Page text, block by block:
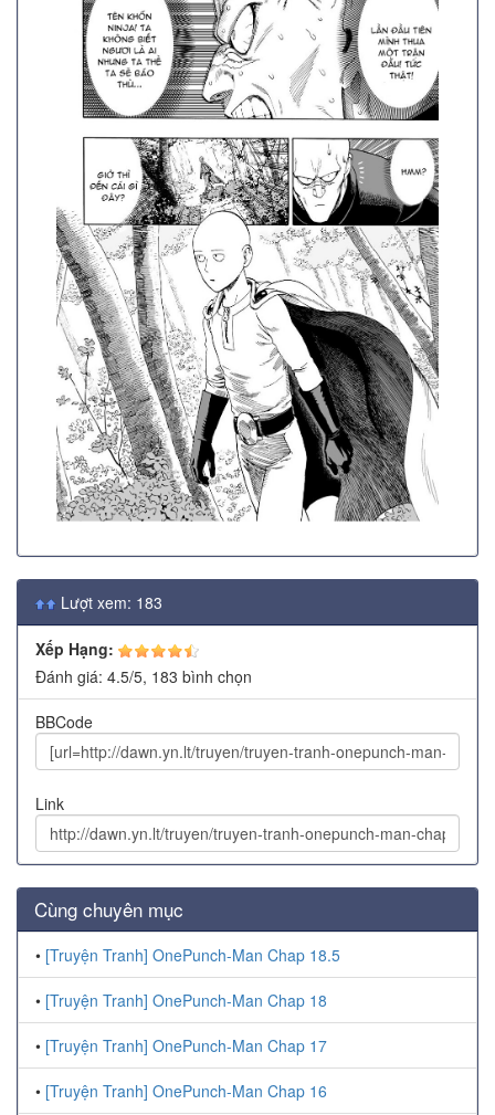
Lượt xem: 183
Xếp Hạng:
Đánh giá: 4.5/5, 183 bình chọn
BBCode
Link
Cùng chuyên mục
• [Truyện Tranh] OnePunch-Man Chap 18.5
• [Truyện Tranh] OnePunch-Man Chap 18
• [Truyện Tranh] OnePunch-Man Chap 17
• [Truyện Tranh] OnePunch-Man Chap 16